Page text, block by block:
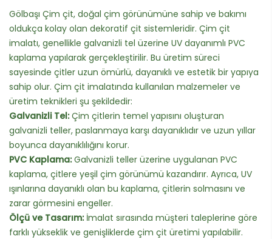
Gölbaşı Çim çit, doğal çim görünümüne sahip ve bakımı
oldukça kolay olan dekoratif çit sistemleridir. Çim çit
imalatı, genellikle galvanizli tel üzerine UV dayanımlı PVC
kaplama yapılarak gerçekleştirilir. Bu üretim süreci
sayesinde çitler uzun ömürlü, dayanıklı ve estetik bir yapıya
sahip olur. Çim çit imalatında kullanılan malzemeler ve
üretim teknikleri şu şekildedir:
Galvanizli Tel:Çim çitlerin temel yapısını oluşturan
galvanizli teller, paslanmaya karşı dayanıklıdır ve uzun yıllar
boyunca dayanıklılığını korur.
PVC Kaplama:Galvanizli teller üzerine uygulanan PVC
kaplama, çitlere yeşil çim görünümü kazandırır. Ayrıca, UV
ışınlarına dayanıklı olan bu kaplama, çitlerin solmasını ve
zarar görmesini engeller.
Ölçü ve Tasarım:İmalat sırasında müşteri taleplerine göre
farklı yükseklik ve genişliklerde çim çit üretimi yapılabilir.